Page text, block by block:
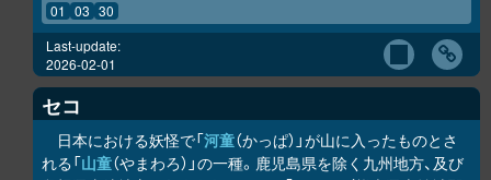
01 03 30
Last-update:
2026-02-01
セコ
日本における妖怪で「河童（かっぱ）」が山に入ったものとさ
れる「山童（やまわろ）」の一種。鹿児島県を除く九州地方、及び